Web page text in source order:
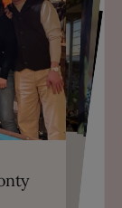
är allt
fång
blivit
tränaren